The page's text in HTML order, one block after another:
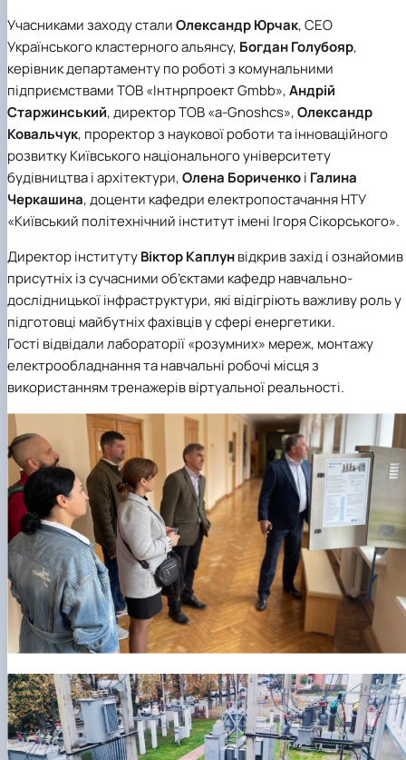
Працевлаштування
Студентські квитки
Інклюзивне середовище
Наукові школи
Стартап школа НУБіП України
Форми документів
Патентно-ліцензійна діяльність
садово-паркове господарство, ветеринарна
медицина»
Обладнання НУБіП України
Наукові видання
Досліднику та автору
Звіт про проведення НТЗ
Наукові журнали НУБіП України
Наукові журнали НУБіП України (English)
Пам'ятка про проведення науково-
заходів
Порядок планування та організації
проведення НТЗ
Результати науково-технічних заходів
Монографії
Наука для бізнесу
Каталог наукових послуг
«SEB-2024»
«SEB-2025»
Рада роботодавців
Благодійний фонд «Голосіївська ініціатива
2020»
Видатні випускники та працівники
Звіт ректора
Пам'яті захисників України
Почесні доктори і професори НУБіП України
Пресслужба
Університетський кур'єр
Вибори ректора
Програма розвитку університету
ініціатива – 2025»
Державні закупівлі
Офіційна символіка
Антикорупційні заходи
Уповноважена особа з питань запобігання
виявлення корупції
Положення про антикорупційного
уповноваженого НУБіП України
Національні нормативно-правові акти
Нормативно-правові акти НУБіП України
Інформаційні ресурси НАЗК
Методичні роз’яснення НАЗК
Гендерна радниця
Контактна інформація
Учасниками заходу сталиОлександр Юрчак,СЕО
Українського кластерного альянсу, Богдан Голубояр,
керівник департаменту по роботі з комунальними
підприємствамиТОВ «Інтнрпроект Gmbb»,Андрій
Старжинський, директорТОВ «a-Gnoshcs»,Олександр
Ковальчук, проректор з наукової роботи та інноваційного
розвиткуКиївського національного університету
будівництва і архітектури,Олена Бориченкоі Галина
Черкашина, доценти кафедри електропостачанняНТУ
«Київський політехнічний інститут імені Ігоря Сікорського».
Директор інститутуВіктор Каплунвідкрив захід і ознайомив
присутніх із сучасними об’єктами кафедр навчально-
дослідницької інфраструктури, які відігріють важливу роль у
підготовці майбутніх фахівців у сфері енергетики.
Гості відвідали лабораторії «розумних» мереж, монтажу
електрообладнання та навчальні робочі місця з
використанням тренажерів віртуальної реальності.